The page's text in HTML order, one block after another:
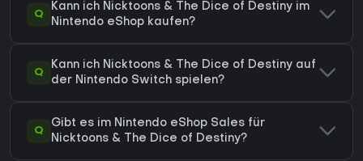
Q
Kann ich Nicktoons & The Dice of Destiny im
Nintendo eShop kaufen?
Q
Kann ich Nicktoons & The Dice of Destiny auf
der Nintendo Switch spielen?
Q
Gibt es im Nintendo eShop Sales für
Nicktoons & The Dice of Destiny?